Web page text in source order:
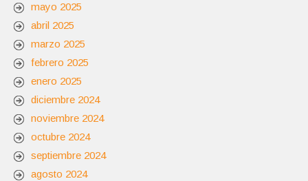
mayo 2025
abril 2025
marzo 2025
febrero 2025
enero 2025
diciembre 2024
noviembre 2024
octubre 2024
septiembre 2024
agosto 2024